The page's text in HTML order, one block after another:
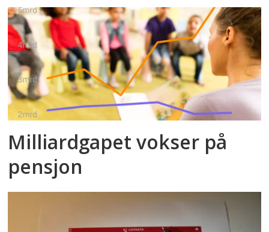
Milliardgapet vokser på
pensjon